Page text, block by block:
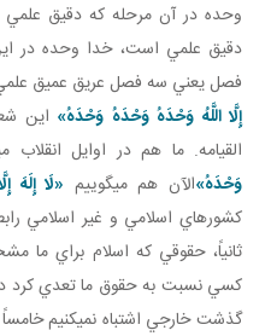
وحده در آن مرحله که دقيق
دقيق علمي است، خدا وحده در
فصل يعني سه فصل عريق عميق
إِلَّا اللَّهُ وَحْدَهُ وَحْدَهُ‏ وَحْدَهُ‏» اين
القيامه. ما هم در اوايل انقلاب
وَحْدَهُ‏»الآن هم مي گوييم «لَا إِلَهَ
کشورهاي اسلامي و غير اسلامي
ثانياً، حقوقي که اسلام براي ما
کسي نسبت به حقوق ما تعدي کرد
گذشت خارجي اشتباه نمي کنيم